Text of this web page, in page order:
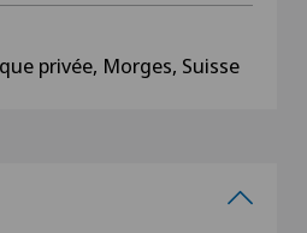
privée, Morges, Suisse